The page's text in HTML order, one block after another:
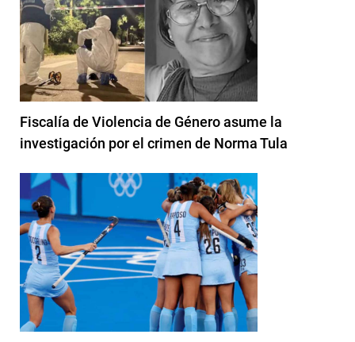
Fiscalía de Violencia de Género asume la
investigación por el crimen de Norma Tula